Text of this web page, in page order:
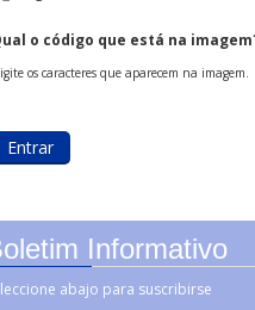
o código que está na
os caracteres que aparecem na imagem.
Informativo
abajo para suscribirse